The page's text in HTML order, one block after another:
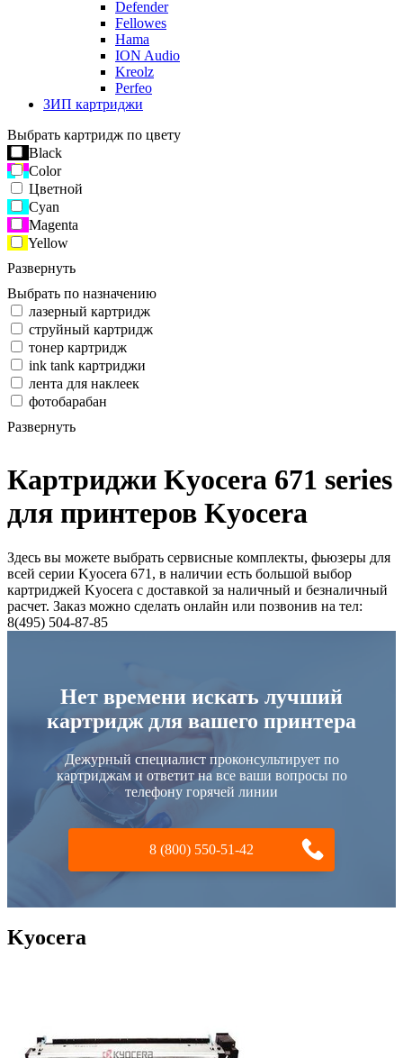
Defender
Fellowes
Hama
ION Audio
Kreolz
Perfeo
ЗИП картриджи
Выбрать картридж по цвету
Black
Color
Цветной
Cyan
Magenta
Yellow
Развернуть
Выбрать по назначению
лазерный картридж
струйный картридж
тонер картридж
ink tank картриджи
лента для наклеек
фотобарабан
Развернуть
Картриджи Kyocera 671 series
для принтеров Kyocera
Здесь вы можете выбрать сервисные комплекты, фьюзеры для
всей серии Kyocera 671, в наличии есть большой выбор
картриджей Kyocera с доставкой за наличный и безналичный
расчет. Заказ можно сделать онлайн или позвонив на тел:
8(495) 504-87-85
Нет времени искать лучший
картридж для вашего принтера
Дежурный специалист проконсультирует по
картриджам и ответит на все ваши вопросы по
телефону горячей линии
8 (800) 550-51-42
Kyocera